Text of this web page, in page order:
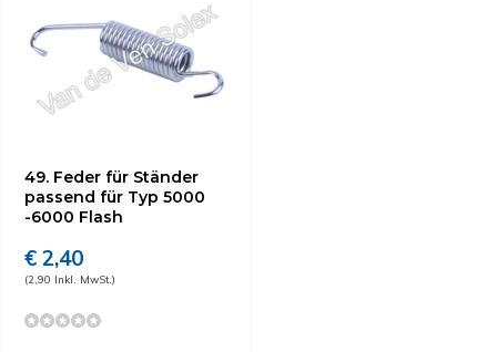
49. Feder für Ständer
passend für Typ 5000
-6000 Flash
€ 2,40
(2,90 Inkl. MwSt.)